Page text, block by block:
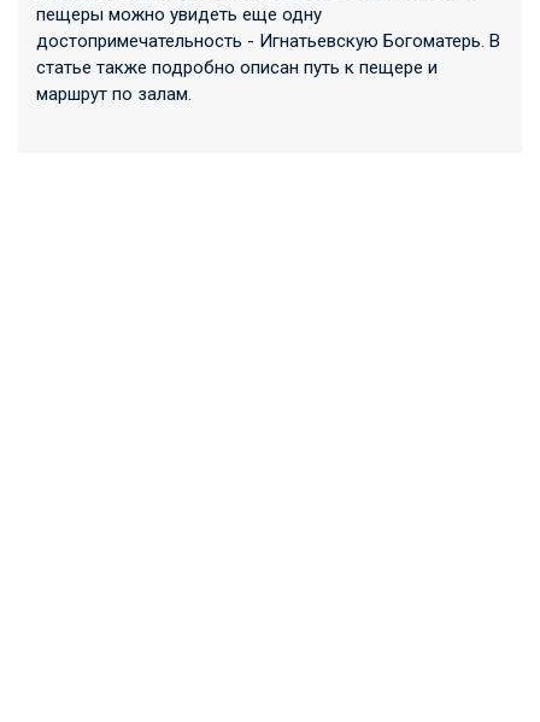
пещеры можно увидеть еще одну
достопримечательность - Игнатьевскую Богоматерь. В
статье также подробно описан путь к пещере и
маршрут по залам.